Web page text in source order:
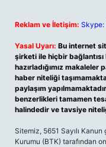
Reklam ve İletişim:
Yasal Uyarı: Bu internet
şirketi ile hiçbir
hazırladığımız
haber niteliği
paylaşım
benzerlikleri tamamen
halindedir ve tavsiye
Sitemiz, 5651 Sayılı
Kurumu (BTK) tarafından